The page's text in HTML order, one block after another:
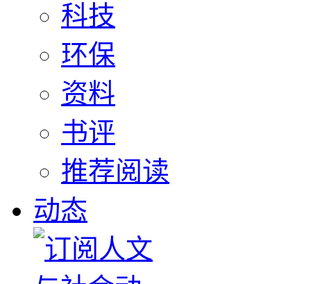
科技
环保
资料
书评
推荐阅读
动态